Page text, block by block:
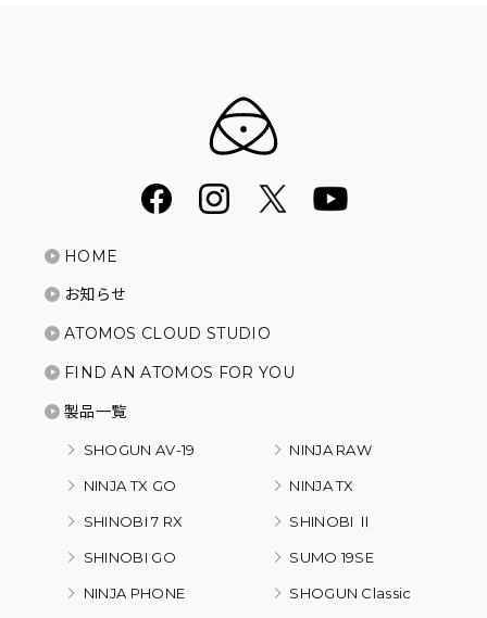
HOME
お知らせ
ATOMOS CLOUD STUDIO
FIND AN ATOMOS FOR YOU
製品一覧
SHOGUN AV-19 NINJA RAW
NINJA TX GO NINJA TX
SHINOBI 7 RX SHINOBI Ⅱ
SHINOBI GO SUMO 19SE
NINJA PHONE SHOGUN Classic